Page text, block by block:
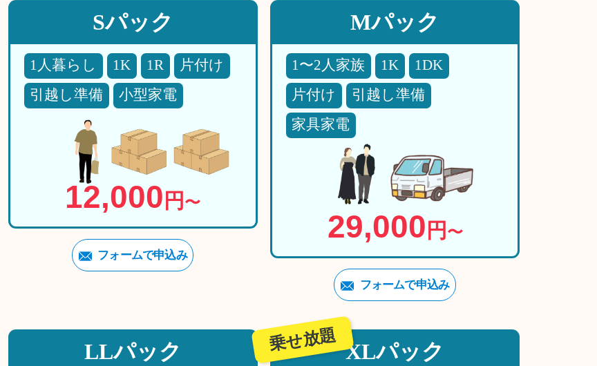
Sパック
1人暮らし 1K 1R
片付け
引越し準備
小型家電
12,000 円 〜
フォームで申込み
Mパック
1〜2人家族 1K
1DK
片付け
引越し準備
家具家電
29,000 円 〜
フォームで申込み
LLパック XLパック
乗せ放題